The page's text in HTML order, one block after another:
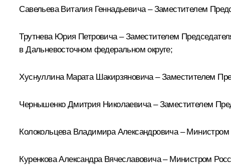
СавельеваВиталия Геннадьевича – Заместителем
ТрутневаЮрия Петровича – Заместителем
в Дальневосточном федеральном округе;
ХуснуллинаМарата Шакирзяновича – Заместителем
ЧернышенкоДмитрия Николаевича – Заместителем
КолокольцеваВладимира Александровича – Министром
КуренковаАлександра Вячеславовича – Министром